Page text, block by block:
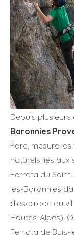
Depuis plusieurs
Baronnies
Parc, mesure
naturels liés aux
Ferrata du
les-Baronnies
d’escalade du
Hautes-Alpes).
Ferrata de Buis-